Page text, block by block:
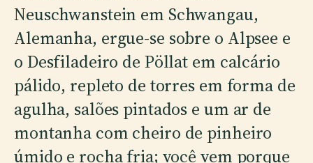
Neuschwanstein em Schwangau,
Alemanha, ergue-se sobre o Alpsee e
o Desfiladeiro de Pöllat em calcário
pálido, repleto de torres em forma de
agulha, salões pintados e um ar de
montanha com cheiro de pinheiro
úmido e rocha fria; você vem porque